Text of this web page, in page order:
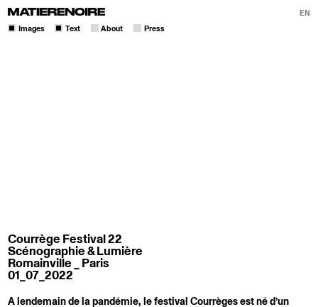
Images Text About Press
EN
Courrège Festival 22
Scénographie & Lumière
Romainville _ Paris
01_07_2022
A lendemain de la pandémie, le festival Courrèges est né d’un